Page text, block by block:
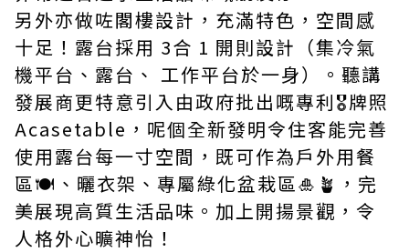
另外亦做咗閣樓設計，充滿特色，空間感
十足！露台採用 3合 1 開則設計（集冷氣
機平台、露台、 工作平台於一身）。聽講
發展商更特意引入由政府批出嘅專利🎖牌照
Acasetable，呢個全新發明令住客能完善
使用露台每一寸空間，既可作為戶外用餐
區🍽、曬衣架、專屬綠化盆栽區🎍🪴，完
美展現高質生活品味。加上開揚景觀，令
人格外心曠神怡！